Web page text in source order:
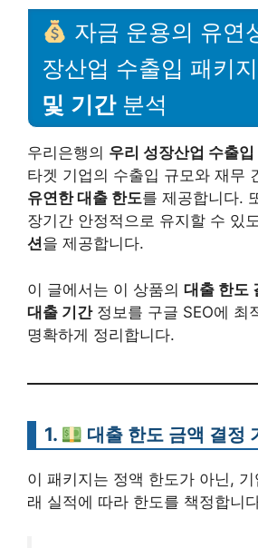
자금 운용의 유연
장산업 수출입 패키지
및 기간분석
우리은행의 우리 성장산업 수출입
타겟 기업의 수출입 규모와 재무
유연한 대출 한도를 제공합니다.
장기간 안정적으로 유지할 수 있
션을 제공합니다.
이 글에서는 이 상품의 대출 한도
대출 기간정보를 구글 SEO에 최
명확하게 정리합니다.
1. 대출 한도 금액 결정
이 패키지는 정액 한도가 아닌,
래 실적에 따라 한도를 책정합니